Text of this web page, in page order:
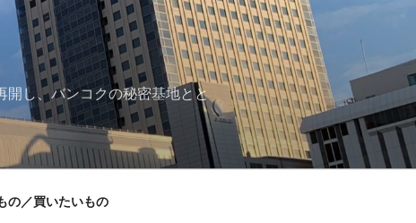
開し、バンコクの秘密基地とと
の／買いたいもの